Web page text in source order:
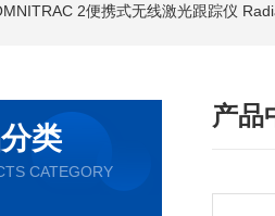
2便携式无线激光跟踪仪
类
CATEGORY
产品